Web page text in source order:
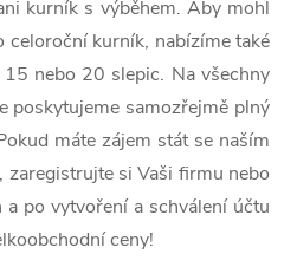
kurník s výběhem. Aby mohl
kurník, nabízíme také
nebo 20 slepic. Na všechny
poskytujeme samozřejmě plný
máte zájem stát se naším
si Vaši firmu nebo
po vytvoření a schválení účtu
ceny!